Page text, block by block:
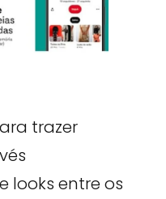
trazer
looks entre os